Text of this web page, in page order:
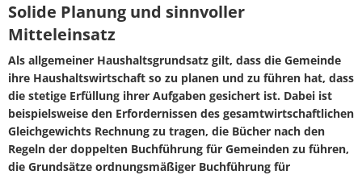
Solide Planung und sinnvoller
Mitteleinsatz
Als allgemeiner Haushaltsgrundsatz gilt, dass die Gemeinde
ihre Haushaltswirtschaft so zu planen und zu führen hat, dass
die stetige Erfüllung ihrer Aufgaben gesichert ist. Dabei ist
beispielsweise den Erfordernissen des gesamtwirtschaftlichen
Gleichgewichts Rechnung zu tragen, die Bücher nach den
Regeln der doppelten Buchführung für Gemeinden zu führen,
die Grundsätze ordnungsmäßiger Buchführung für